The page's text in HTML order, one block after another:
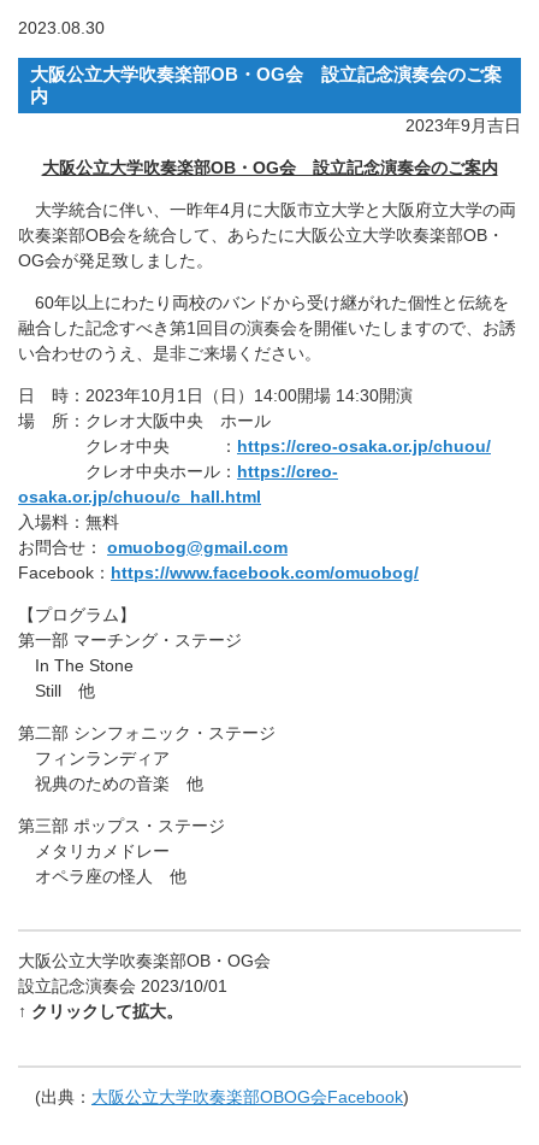
2023.08.30
大阪公立大学吹奏楽部OB・OG会 設立記念演奏会のご案
内
2023年9月吉日
大阪公立大学吹奏楽部OB・OG会 設立記念演奏会のご案内
大学統合に伴い、一昨年4月に大阪市立大学と大阪府立大学の両
吹奏楽部OB会を統合して、あらたに大阪公立大学吹奏楽部OB・
OG会が発足致しました。
60年以上にわたり両校のバンドから受け継がれた個性と伝統を
融合した記念すべき第1回目の演奏会を開催いたしますので、お誘
い合わせのうえ、是非ご来場ください。
日 時：2023年10月1日（日）14:00開場 14:30開演
場 所：クレオ大阪中央 ホール
クレオ中央 ： https://creo-osaka.or.jp/chuou/
クレオ中央ホール： https://creo-
osaka.or.jp/chuou/c_hall.html
入場料：無料
お問合せ： omuobog@gmail.com
Facebook： https://www.facebook.com/omuobog/
【プログラム】
第一部 マーチング・ステージ
In The Stone
Still 他
第二部 シンフォニック・ステージ
フィンランディア
祝典のための音楽 他
第三部 ポップス・ステージ
メタリカメドレー
オペラ座の怪人 他
大阪公立大学吹奏楽部OB・OG会
設立記念演奏会 2023/10/01
↑ クリックして拡大。
(出典： 大阪公立大学吹奏楽部OBOG会Facebook)